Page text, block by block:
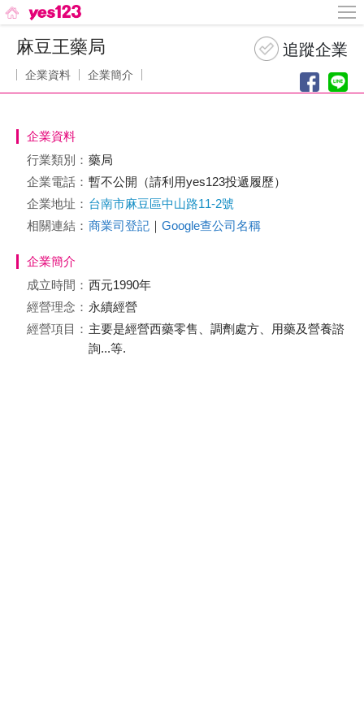
麻豆王藥局
企業資料 企業簡介
企業資料
行業類別： 藥局
企業電話： 暫不公開（請利用yes123投遞履歷）
企業地址： 台南市麻豆區中山路11-2號
相關連結： 商業司登記 ｜ Google查公司名稱
企業簡介
成立時間： 西元1990年
經營理念： 永續經營
經營項目： 主要是經營西藥零售、調劑處方、用藥及營養諮
詢...等.